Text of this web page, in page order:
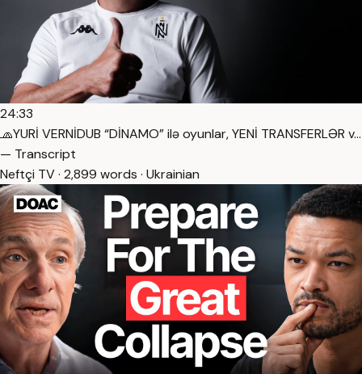
24:33
🧢YURİ VERNİDUB “DİNAMO” ilə oyunlar, YENİ TRANSFERLƏR v…
— Transcript
Neftçi TV · 2,899 words · Ukrainian